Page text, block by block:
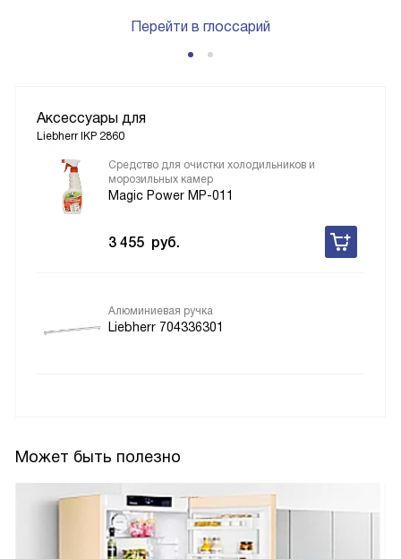
Может быть полезно
Перейти в глоссарий
Аксессуары для
Liebherr IKP 2860
Средство для очистки холодильников и
морозильных камер
Magic Power MP-011
3 455 руб.
Алюминиевая ручка
Liebherr 704336301